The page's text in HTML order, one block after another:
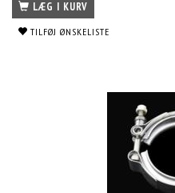
LÆG I KURV
TILFØJ ØNSKELISTE